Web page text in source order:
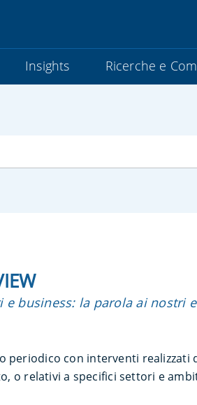
Insights Ricerche e
e business: la parola ai nostri
periodico con interventi
o relativi a specifici settori e